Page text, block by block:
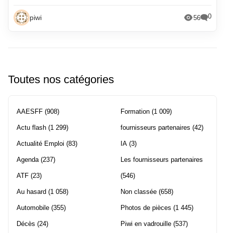
piwi 56 0
Toutes nos catégories
AAESFF (908)
Actu flash (1 299)
Actualité Emploi (83)
Agenda(237)
ATF (23)
Au hasard (1 058)
Automobile (355)
Décès (24)
Formation (1 009)
fournisseurs partenaires (42)
IA (3)
Les fournisseurs partenaires
(546)
Non classée (658)
Photos de pièces (1 445)
Piwi en vadrouille (537)